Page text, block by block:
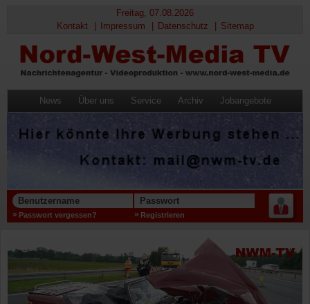
Freitag, 07.08.2026
Kontakt
Impressum Datenschutz Sitemap
News Über uns Service Archiv Jobangebote
Benutzername Passwort
Passwort vergessen? Registrieren